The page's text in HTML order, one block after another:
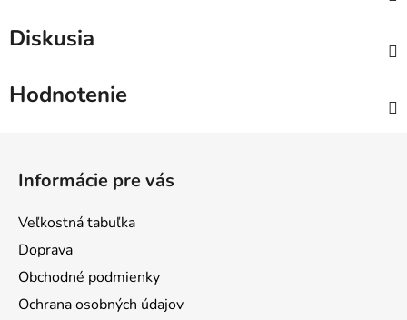
Diskusia
Hodnotenie
Informácie pre vás
Veľkostná tabuľka
Doprava
Obchodné podmienky
Ochrana osobných údajov